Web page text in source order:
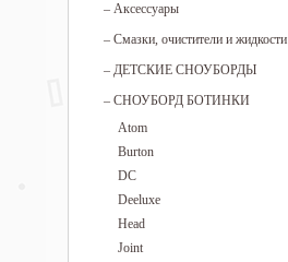
– Аксессуары
– Смазки, очистители и жидкости
– ДЕТСКИЕ СНОУБОРДЫ
– СНОУБОРД БОТИНКИ
Atom
Burton
DC
Deeluxe
Head
Joint